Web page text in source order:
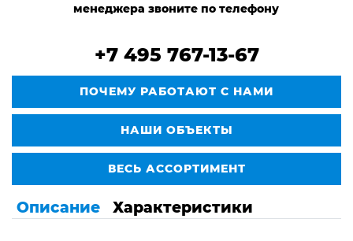
менеджера звоните по телефону
+7 495 767-13-67
ПОЧЕМУ РАБОТАЮТ С НАМИ
НАШИ ОБЪЕКТЫ
ВЕСЬ АССОРТИМЕНТ
Описание Характеристики